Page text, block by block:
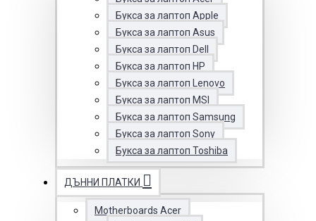
Букса за лаптоп Apple
Букса за лаптоп Asus
Букса за лаптоп Dell
Букса за лаптоп HP
Букса за лаптоп Lenovo
Букса за лаптоп MSI
Букса за лаптоп Samsung
Букса за лаптоп Sony
Букса за лаптоп Toshiba
ДЪННИ ПЛАТКИ
Motherboards Acer